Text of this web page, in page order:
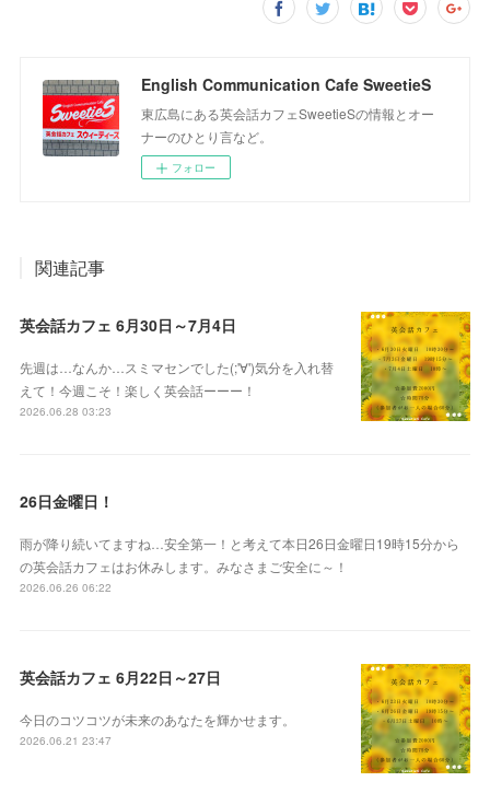
English Communication Cafe SweetieS
東広島にある英会話カフェSweetieSの情報とオー
ナーのひとり言など。
フォロー
関連記事
英会話カフェ 6月30日～7月4日
先週は…なんか…スミマセンでした(;'∀')気分を入れ替
えて！今週こそ！楽しく英会話ーーー！
2026.06.28 03:23
26日金曜日！
雨が降り続いてますね…安全第一！と考えて本日26日金曜日19時15分から
の英会話カフェはお休みします。みなさまご安全に～！
2026.06.26 06:22
英会話カフェ 6月22日～27日
今日のコツコツが未来のあなたを輝かせます。
2026.06.21 23:47